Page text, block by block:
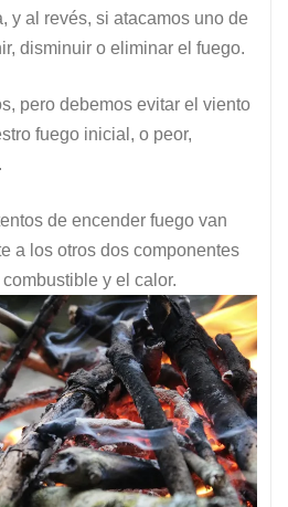
y al revés, si atacamos uno de
disminuir o eliminar el fuego.
pero debemos evitar el viento
fuego inicial, o peor,
de encender fuego van
a los otros dos componentes
y el calor.